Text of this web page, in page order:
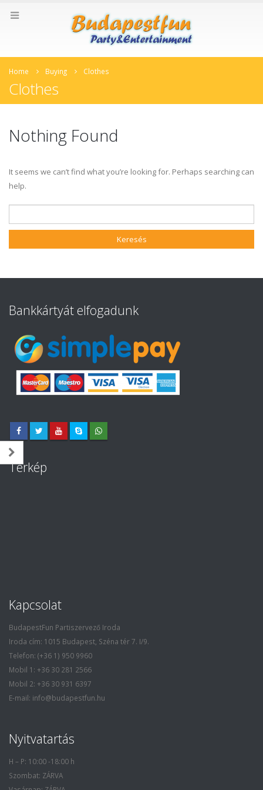
Home Buying Clothes
Clothes
Nothing Found
It seems we can’t find what you’re looking for. Perhaps searching can
help.
Bankkártyát elfogadunk
Térkép
Kapcsolat
BudapestFun Partiszervező Iroda
Iroda cím: 1015 Budapest, Széna tér 7. I/9.
Telefon: (+36 1) 950 9960
Mobil 1: +36 30 281 2566
Mobil 2: +36 30 931 6397
E-mail: info@budapestfun.hu
Nyitvatartás
H – P: 10:00 -18:00 h
Szombat: ZÁRVA